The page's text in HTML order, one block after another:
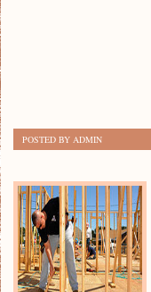
POSTED BY ADMIN